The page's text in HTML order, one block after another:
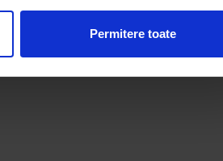
Permitere toate